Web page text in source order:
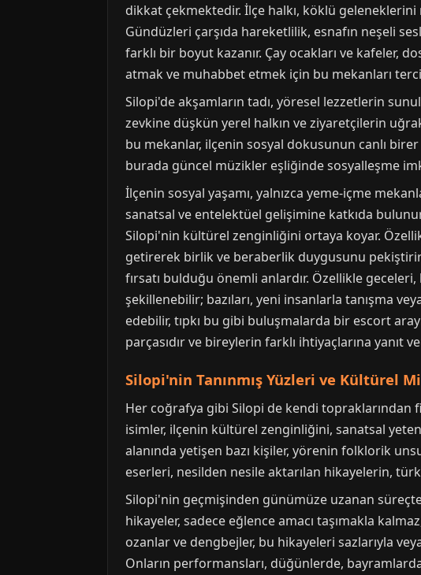
dikkat çekmektedir. İlçe halkı, köklü
Gündüzleri çarşıda hareketlilik, esnafın neşeli
farklı bir boyut kazanır. Çay ocakları ve
atmak ve muhabbet etmek için bu mekanları
Silopi'de akşamların tadı, yöresel lezzetlerin
zevkine düşkün yerel halkın ve ziyaretçilerin
bu mekanlar, ilçenin sosyal dokusunun canlı
burada güncel müzikler eşliğinde sosyalleşme
İlçenin sosyal yaşamı, yalnızca yeme-içme
sanatsal ve entelektüel gelişimine katkıda
Silopi'nin kültürel zenginliğini ortaya koyar.
getirerek birlik ve beraberlik duygusunu
fırsatı bulduğu önemli anlardır. Özellikle
şekillenebilir; bazıları, yeni insanlarla tanışma
edebilir, tıpkı bu gibi buluşmalarda bir escort
parçasıdır ve bireylerin farklı ihtiyaçlarına yanıt
Silopi'nin Tanınmış Yüzleri ve Kültürel
Her coğrafya gibi Silopi de kendi topraklarından
isimler, ilçenin kültürel zenginliğini, sanatsal
alanında yetişen bazı kişiler, yörenin folklorik
eserleri, nesilden nesile aktarılan hikayelerin,
Silopi'nin geçmişinden günümüze uzanan
hikayeler, sadece eğlence amacı taşımakla
ozanlar ve dengbejler, bu hikayeleri sazlarıyla
Onların performansları, düğünlerde,